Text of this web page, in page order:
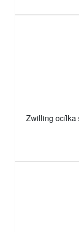
Zwilling ocílka